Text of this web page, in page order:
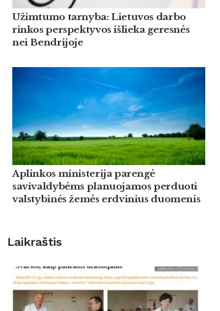
Užimtumo tarnyba: Lietuvos darbo
rinkos perspektyvos išlieka geresnės
nei Bendrijoje
Aplinkos ministerija parengė
savivaldybėms planuojamos perduoti
valstybinės žemės erdvinius duomenis
Laikraštis